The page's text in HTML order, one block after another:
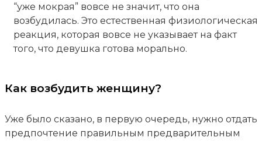
“уже мокрая” вовсе не значит, что она
возбудилась. Это естественная физиологическая
реакция, которая вовсе не указывает на факт
того, что девушка готова морально.
Как возбудить женщину?
Уже было сказано, в первую очередь, нужно отдать
предпочтение правильным предварительным